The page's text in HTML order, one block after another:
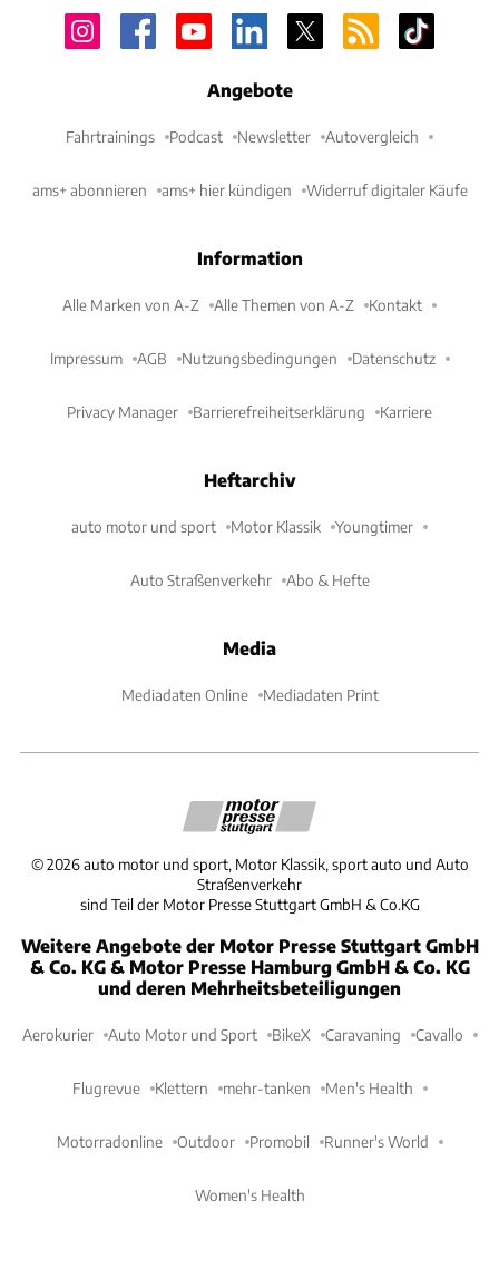
Angebote
Fahrtrainings Podcast Newsletter Autovergleich
ams+ abonnieren ams+ hier kündigen Widerruf digitaler Käufe
Information
Alle Marken von A-Z Alle Themen von A-Z Kontakt
Impressum AGB Nutzungsbedingungen Datenschutz
Privacy Manager Barrierefreiheitserklärung Karriere
Heftarchiv
auto motor und sport Motor Klassik Youngtimer
Auto Straßenverkehr Abo & Hefte
Media
Mediadaten Online Mediadaten Print
©2026 auto motor und sport, Motor Klassik, sport auto und Auto
Straßenverkehr
sind Teil der Motor Presse Stuttgart GmbH & Co.KG
Weitere Angebote der Motor Presse Stuttgart GmbH
& Co. KG & Motor Presse Hamburg GmbH & Co. KG
und deren Mehrheitsbeteiligungen
Aerokurier Auto Motor und Sport BikeX Caravaning Cavallo
Flugrevue Klettern mehr-tanken Men's Health
Motorradonline Outdoor Promobil Runner's World
Women's Health